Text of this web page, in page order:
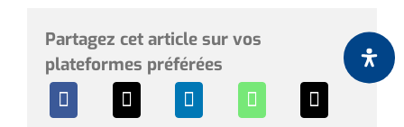
Partagez cet article sur vos
plateformes préférées